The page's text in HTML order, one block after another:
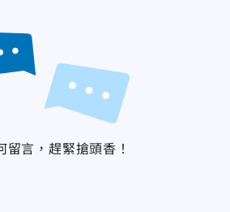
留言，趕緊搶頭香！